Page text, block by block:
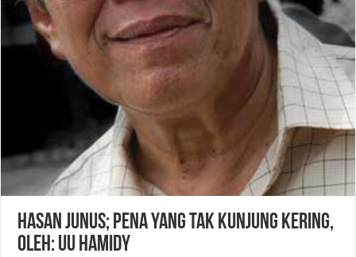
Hasan Junus; Pena yang Tak Kunjung Kering,
Oleh: UU Hamidy